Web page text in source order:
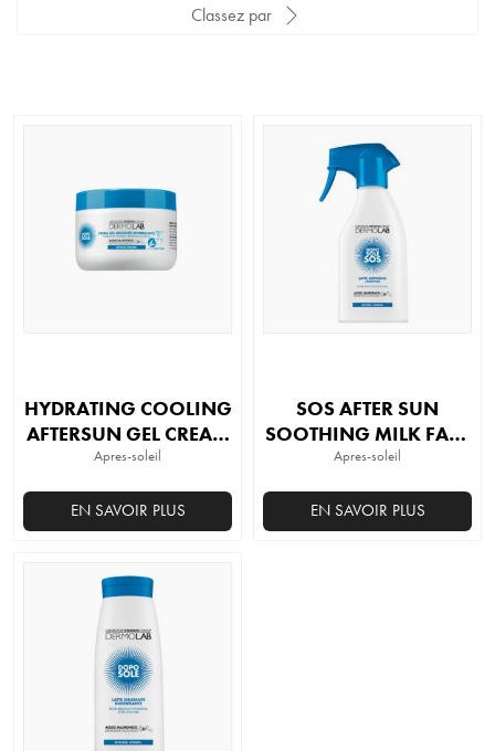
Classez par
HYDRATING COOLING
AFTERSUN GEL CREAM
FACE AND BODY
Apres-soleil
EN SAVOIR PLUS
SOS AFTER SUN
SOOTHING MILK FACE
AND BODY
Apres-soleil
EN SAVOIR PLUS